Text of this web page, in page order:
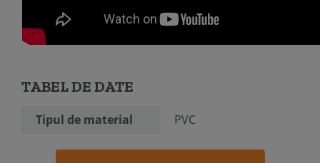
TABEL DE DATE
Tipul de material PVC